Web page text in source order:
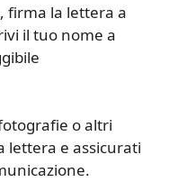
firma la lettera a
il tuo nome a
o altri
lettera e assicurati